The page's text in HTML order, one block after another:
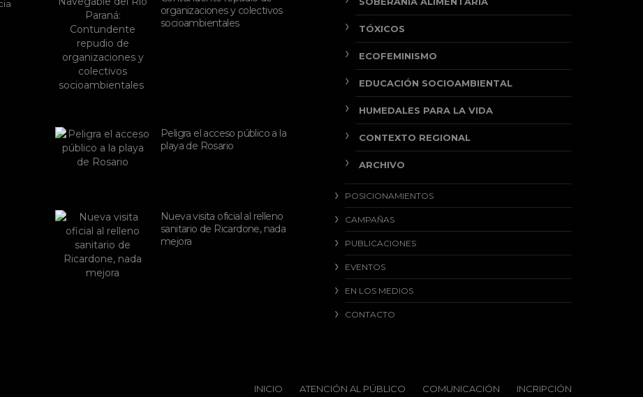
organizaciones y colectivos
socioambientales
Peligra el acceso público a la
playa de Rosario
Nueva visita oficial al relleno
sanitario de Ricardone, nada
mejora
TÓXICOS
ECOFEMINISMO
EDUCACIÓN SOCIOAMBIENTAL
HUMEDALES PARA LA VIDA
CONTEXTO REGIONAL
ARCHIVO
POSICIONAMIENTOS
CAMPAÑAS
PUBLICACIONES
EVENTOS
EN LOS MEDIOS
CONTACTO
INICIO ATENCIÓN AL PÚBLICO COMUNICACIÓN INCRIPCIÓN